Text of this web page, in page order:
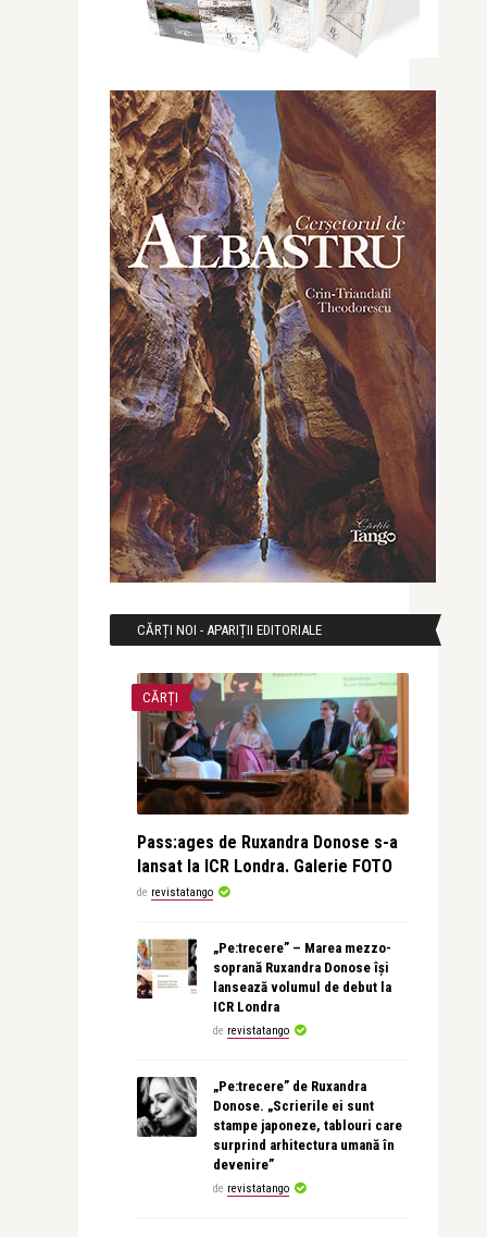
CĂRȚI NOI - APARIȚII EDITORIALE
CĂRȚI
Pass:ages de Ruxandra Donose s-a
lansat la ICR Londra. Galerie FOTO
de revistatango
„Pe:trecere” – Marea mezzo-
soprană Ruxandra Donose își
lansează volumul de debut la
ICR Londra
de revistatango
„Pe:trecere” de Ruxandra
Donose. „Scrierile ei sunt
stampe japoneze, tablouri care
surprind arhitectura umană în
devenire”
de revistatango